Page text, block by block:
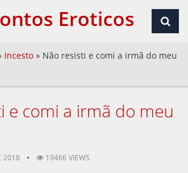
Eroticos
Incesto » Não resisti e comi a irmã do meu
e comi a irmã do meu
2018 19466 VIEWS